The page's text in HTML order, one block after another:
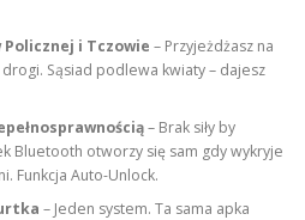
i Tczowie – Przyjeżdżasz na
Sąsiad podlewa kwiaty – dajesz
– Brak siły by
Bluetooth otworzy się sam gdy wykryje
Funkcja Auto-Unlock.
– Jeden system. Ta sama apka